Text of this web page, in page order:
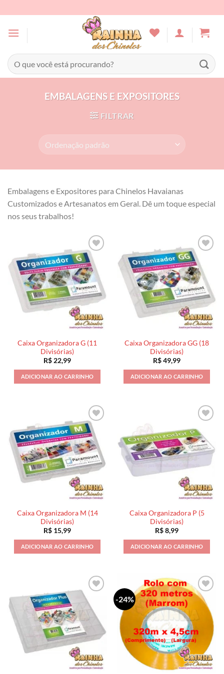
to
content
Pesquisar
por:
EMBALAGENS E EXPOSITORES
FILTRAR
Embalagens e Expositores para Chinelos Havaianas
Customizados e Artesanatos em Geral. Dê um toque especial
nos seus trabalhos!
Caixa Organizadora G (11
Divisórias)
R$ 22,99
ADICIONAR AO CARRINHO
Caixa Organizadora GG (18
Divisórias)
R$49,99
ADICIONAR AO CARRINHO
Caixa Organizadora M (14
Divisórias)
R$ 15,99
ADICIONAR AO CARRINHO
Caixa Organizadora P (5
Divisórias)
R$8,99
ADICIONAR AO CARRINHO
-24%